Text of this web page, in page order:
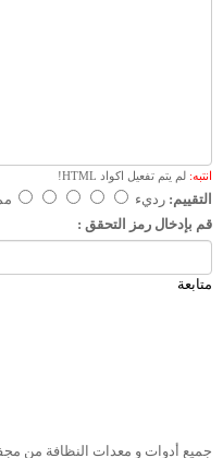
انتبه: لم يتم تفعيل اكواد HTML!
التقييم: رديء
قم بإدخال رمز التحقق :
متابعة
جميع أدوات و معدات النظافة من